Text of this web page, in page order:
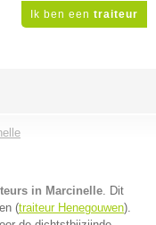
Ik ben een traiteur
in Marcinelle. Dit
(traiteur Henegouwen).